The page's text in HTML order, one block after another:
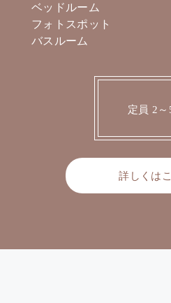
ベッドルーム
フォトスポット
バスルーム
定員 2～
詳しくは